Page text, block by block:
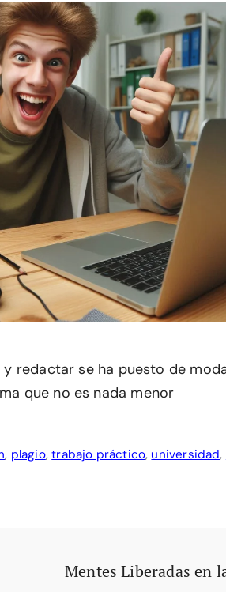
redactar se ha puesto de
que no es nada menor
, plagio,trabajo práctico, universidad,
Mentes Liberadas en